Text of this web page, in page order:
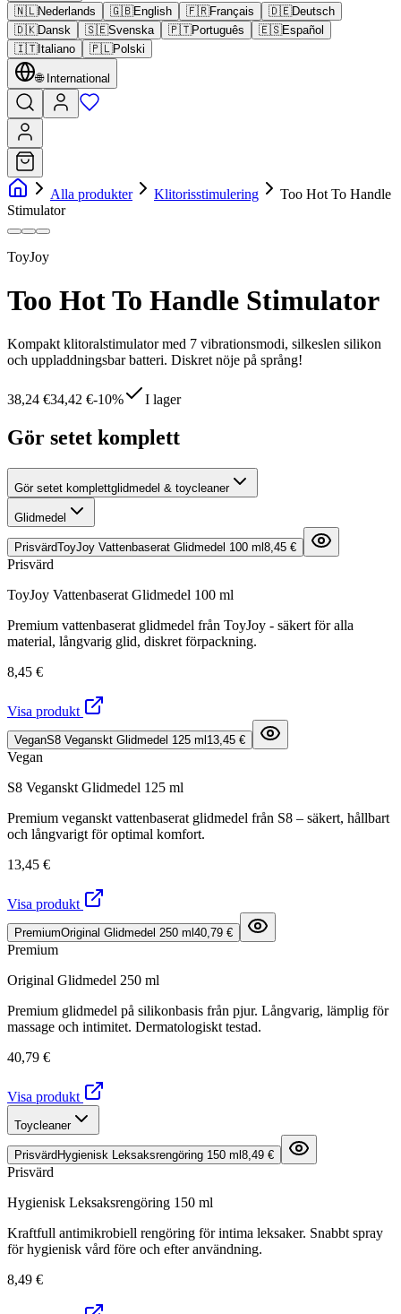
🇳🇱Nederlands 🇬🇧English 🇫🇷Français 🇩🇪Deutsch
🇩🇰Dansk 🇸🇪Svenska 🇵🇹Português 🇪🇸Español
🇮🇹Italiano 🇵🇱Polski
🌐 International
Alla produkter Klitorisstimulering
Too Hot To Handle
Stimulator
ToyJoy
Too Hot To Handle Stimulator
Kompakt klitoralstimulator med 7 vibrationsmodi, silkeslen silikon
och uppladdningsbar batteri. Diskret nöje på språng!
38,24 €34,42 €-10% I lager
Gör setet komplett
Gör setet komplettglidmedel & toycleaner
Glidmedel
PrisvärdToyJoy Vattenbaserat Glidmedel 100 ml 8,45 €
Prisvärd
ToyJoy Vattenbaserat Glidmedel 100 ml
Premium vattenbaserat glidmedel från ToyJoy - säkert för alla
material, långvarig glid, diskret förpackning.
8,45 €
Visa produkt
VeganS8 Veganskt Glidmedel 125 ml 13,45 €
Vegan
S8 Veganskt Glidmedel 125 ml
Premium veganskt vattenbaserat glidmedel från S8 – säkert, hållbart
och långvarigt för optimal komfort.
13,45 €
Visa produkt
PremiumOriginal Glidmedel 250 ml 40,79 €
Premium
Original Glidmedel 250 ml
Premium glidmedel på silikonbasis från pjur. Långvarig, lämplig för
massage och intimitet. Dermatologiskt testad.
40,79 €
Visa produkt
Toycleaner
Prisvärd Hygienisk Leksaksrengöring 150 ml 8,49 €
Prisvärd
Hygienisk Leksaksrengöring 150 ml
Kraftfull antimikrobiell rengöring för intima leksaker. Snabbt spray
för hygienisk vård före och efter användning.
8,49 €